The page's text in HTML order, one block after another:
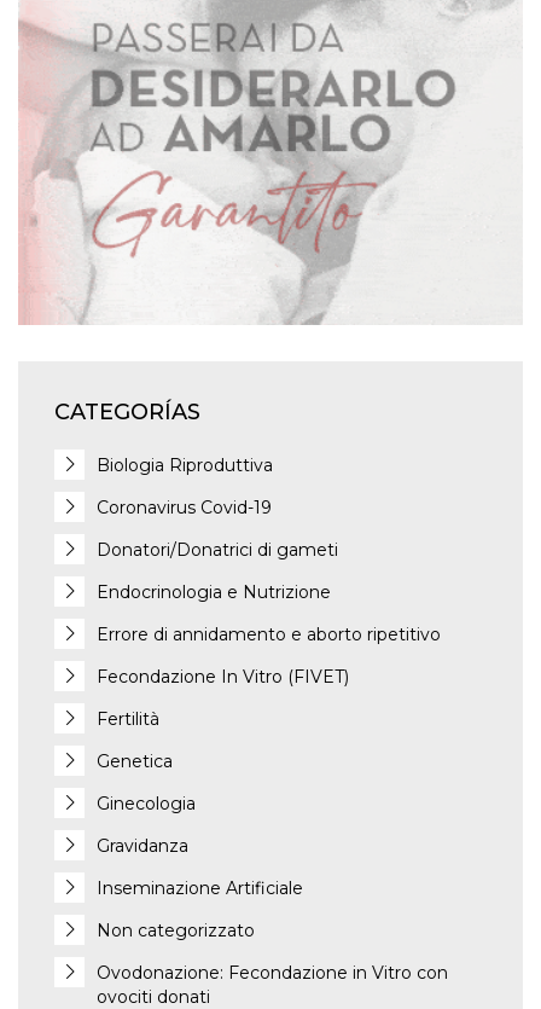
CATEGORÍAS
Biologia Riproduttiva
Coronavirus Covid-19
Donatori/Donatrici di gameti
Endocrinologia e Nutrizione
Errore di annidamento e aborto ripetitivo
Fecondazione In Vitro (FIVET)
Fertilità
Genetica
Ginecologia
Gravidanza
Inseminazione Artificiale
Non categorizzato
Ovodonazione: Fecondazione in Vitro con
ovociti donati